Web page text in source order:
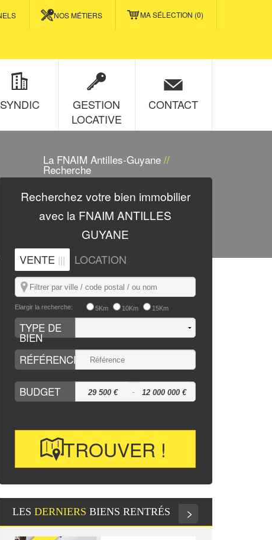
NOS MÉTIERS MA SÉLECTION (0)
SYNDIC
GESTION
LOCATIVE
CONTACT
La FNAIM Antilles-Guyane //
Recherche
Recherchez votre bien immobilier
avec la FNAIM ANTILLES
GUYANE
VENTE ||| LOCATION
Elargir la recherche: 5Km 10Km 15Km
TYPE DE
BIEN
RÉFÉRENCE
BUDGET -
LESDERNIERS BIENS RENTRÉS >